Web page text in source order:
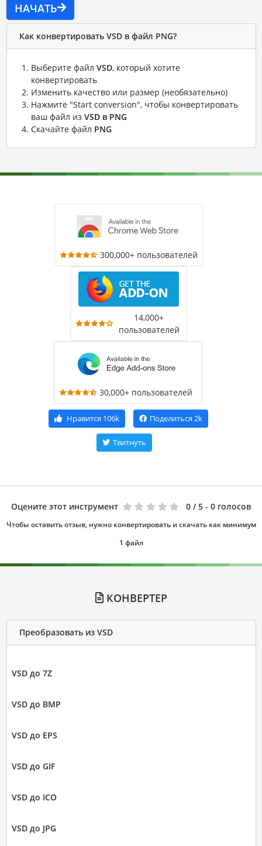
НАЧАТЬ
Как конвертировать VSD в файл PNG?
Выберите файл VSD, который хотите
конвертировать
Изменить качество или размер (необязательно)
Нажмите "Start conversion", чтобы конвертировать
ваш файл из VSD в PNG
Скачайте файл PNG
300,000+ пользователей
14,000+
пользователей
30,000+ пользователей
Нравится 106k Поделиться 2k
Твитнуть
Оцените этот инструмент 0 / 5 - 0 голосов
Чтобы оставить отзыв, нужно конвертировать и скачать как минимум
1 файл
КОНВЕРТЕР
Преобразовать из VSD
VSD до 7Z
VSD до BMP
VSD до EPS
VSD до GIF
VSD до ICO
VSD до JPG